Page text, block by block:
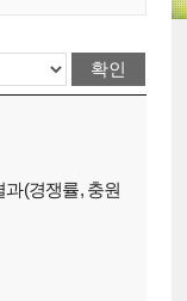
(경쟁률, 충원